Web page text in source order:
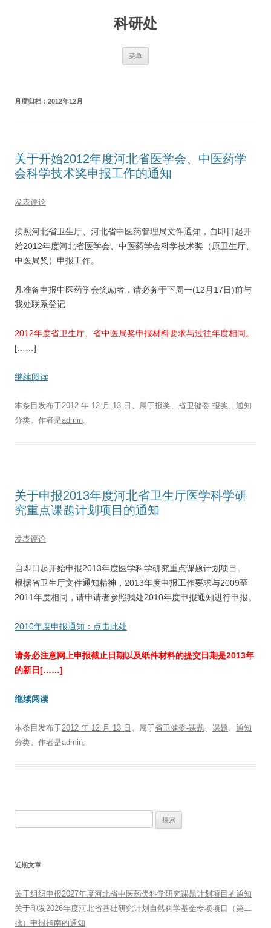
科研处
菜单
月度归档： 2012年12月
关于开始2012年度河北省医学会、中医药学
会科学技术奖申报工作的通知
发表评论
按照河北省卫生厅、河北省中医药管理局文件通知，自即日起开
始2012年度河北省医学会、中医药学会科学技术奖（原卫生厅、
中医局奖）申报工作。
凡准备申报中医药学会奖励者，请必务于下周一(12月17日)前与
我处联系登记
2012年度省卫生厅、省中医局奖申报材料要求与过往年度相同。
[……]
继续阅读
本条目发布于2012 年 12 月 13 日 。属于报奖、 省卫健委-报奖、 通知
分类。 作者是admin。
关于申报2013年度河北省卫生厅医学科学研
究重点课题计划项目的通知
发表评论
自即日起开始申报2013年度医学科学研究重点课题计划项目。
根据省卫生厅文件通知精神，2013年度申报工作要求与2009至
2011年度相同，请申请者参照我处2010年度申报通知进行申报。
2010年度申报通知：点击此处
请务必注意网上申报截止日期以及纸件材料的提交日期是2013年
的新日[……]
继续阅读
本条目发布于2012 年 12 月 13 日 。属于省卫健委-课题、 课题、 通知
分类。 作者是admin。
近期文章
关于组织申报2027年度河北省中医药类科学研究课题计划项目的通知
关于印发2026年度河北省基础研究计划自然科学基金专项项目（第二
批）申报指南的通知